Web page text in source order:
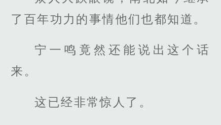
了百年功力的事情他们也都知道。
宁一鸣竟然还能说出这个话
来。
这已经非常惊人了。